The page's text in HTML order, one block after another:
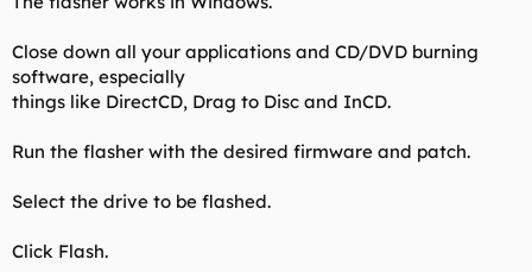
Close down all your applications and CD/DVD burning
software, especially
things like DirectCD, Drag to Disc and InCD.
Run the flasher with the desired firmware and patch.
Select the drive to be flashed.
Click Flash.